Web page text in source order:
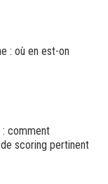
: où en est-on
: comment
scoring pertinent